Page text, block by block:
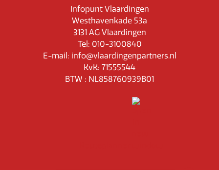
Infopunt Vlaardingen
Westhavenkade 53a
3131 AG Vlaardingen
Tel: 010-3100840
E-mail: info@vlaardingenpartners.nl
KvK: 71555544
BTW : NL858760939B01